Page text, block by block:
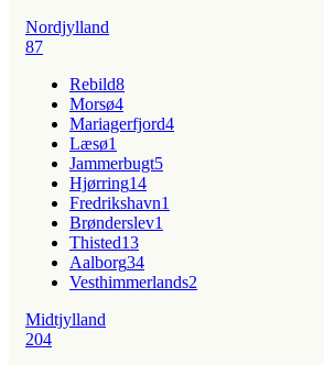
Nordjylland
87
Rebild8
Morsø4
Mariagerfjord4
Læsø1
Jammerbugt5
Hjørring14
Fredrikshavn1
Brønderslev1
Thisted13
Aalborg34
Vesthimmerlands2
Midtjylland
204